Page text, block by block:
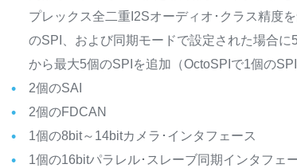
プレックス全二重I2Sオーディオ･クラス精度
のSPI、および同期モードで設定された場合に
から最大5個のSPIを追加（OctoSPIで1個のSPI
2個のSAI
2個のFDCAN
1個の8bit～14bitカメラ･インタフェース
1個の16bitパラレル･スレーブ同期インタフェ